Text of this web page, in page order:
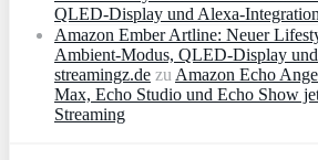
QLED‑Display und Alexa‑Integration
Amazon Ember Artline: Neuer
Ambient‑Modus, QLED‑Display
streamingz.de zu Amazon Echo
Max, Echo Studio und Echo Show
Streaming